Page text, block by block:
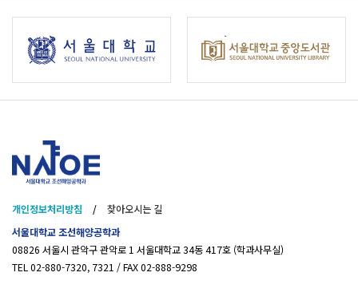
개인정보처리방침 /
찾아오시는 길
서울대학교 조선해양공학과
08826 서울시 관악구 관악로 1 서울대학교 34동 417호 (학과사무실)
TEL 02-880-7320, 7321 / FAX 02-888-9298